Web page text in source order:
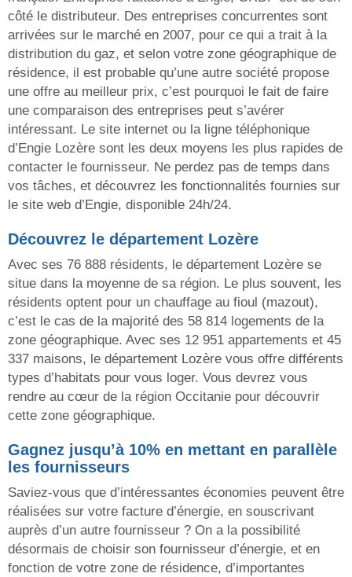
côté le distributeur. Des entreprises concurrentes sont
arrivées sur le marché en 2007, pour ce qui a trait à la
distribution du gaz, et selon votre zone géographique de
résidence, il est probable qu’une autre société propose
une offre au meilleur prix, c’est pourquoi le fait de faire
une comparaison des entreprises peut s’avérer
intéressant. Le site internet ou la ligne téléphonique
d’Engie Lozère sont les deux moyens les plus rapides de
contacter le fournisseur. Ne perdez pas de temps dans
vos tâches, et découvrez les fonctionnalités fournies sur
le site web d’Engie, disponible 24h/24.
Découvrez le département Lozère
Avec ses 76 888 résidents, le département Lozère se
situe dans la moyenne de sa région. Le plus souvent, les
résidents optent pour un chauffage au fioul (mazout),
c’est le cas de la majorité des 58 814 logements de la
zone géographique. Avec ses 12 951 appartements et 45
337 maisons, le département Lozère vous offre différents
types d’habitats pour vous loger. Vous devrez vous
rendre au cœur de la région Occitanie pour découvrir
cette zone géographique.
Gagnez jusqu’à 10% en mettant en parallèle
les fournisseurs
Saviez-vous que d’intéressantes économies peuvent être
réalisées sur votre facture d’énergie, en souscrivant
auprès d’un autre fournisseur ? On a la possibilité
désormais de choisir son fournisseur d’énergie, et en
fonction de votre zone de résidence, d’importantes